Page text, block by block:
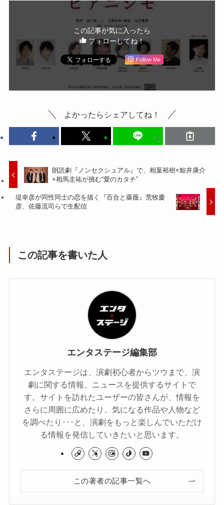
この記事が気に入ったら
フォローしてね！
Follow Me
よかったらシェアしてね！
朗読劇『ノンセクシュアル』で、相葉裕樹×鯨井康介
×相馬圭祐が挑む“愛のカタチ”
堤幸彦が同性同士の恋を描く『百合と薔薇』荒牧慶
彦、佐藤流司らで生配信
この記事を書いた人
エンタステージ編集部
エンタステージは、演劇初心者からツウまで、演
劇に関する情報、ニュースを提供するサイトで
す。サイトを訪れたユーザーの皆さんが、情報を
さらに周囲に広めたり、気になる作品や人物など
を調べたり･･･と、演劇をもっと楽しんでいただけ
る情報を発信していきたいと思います。
この著者の記事一覧へ